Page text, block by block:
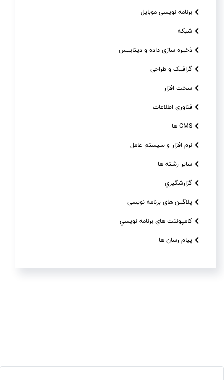
برنامه نویسی موبایل
شبکه
ذخیره سازی داده و دیتابیس
گرافیک و طراحی
سخت افزار
فناوری اطلاعات
CMS ها
نرم افزار و سیستم عامل
سایر رشته ها
گزارشگيري
پلاگین های برنامه نویسی
کامپوننت هاي برنامه نويسي
پیام رسان ها